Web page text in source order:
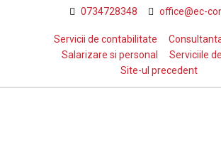
0734728348 office@ec-
Servicii de contabilitate
Salarizare si personal
Serviciile
Site-ul precedent